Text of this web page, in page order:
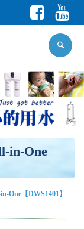
in-One
One【DWS1401】